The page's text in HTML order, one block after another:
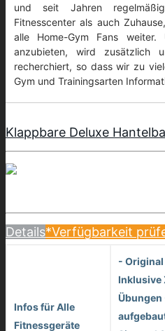
und seit Jahren
Fitnesscenter als auch
alle Home-Gym Fans weiter.
anzubieten, wird zusätzlich
recherchiert, so dass wir zu
Gym und Trainingsarten
Klappbare Deluxe
Details*Verfügbarkeit
Infos für Alle
Fitnessgeräte
-
Inklusive
Übungen